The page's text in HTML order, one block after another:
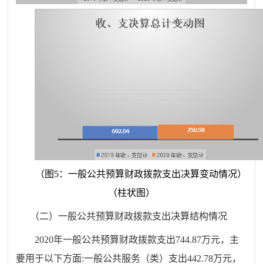
（图 5：一般公共预算财政拨款支出决算变动情况）
（柱状图）
（二）一般公共预算财政拨款支出决算结构情况
2020年一般公共预算财政拨款支出744.87万元，主
要用于以下方面:一般公共服务（类） 支出442.78万元，